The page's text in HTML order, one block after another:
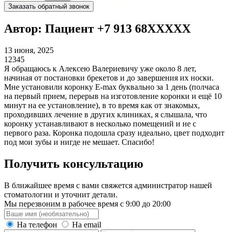
Заказать обратный звонок
Автор: Пациент +7 913 68XXXXX
13 июня, 2025
1 2345
Я обращаюсь к Алексею Валериевичу уже около 8 лет,
начиная от постановки брекетов и до завершения их носки.
Мне установили коронку Е-max буквально за 1 день (полчаса
на первый прием, перерыв на изготовление коронки​ и ещё 10
минут на ее установление), в то время как от знакомых,
проходивших лечение в других клиниках, я слышала, что
коронку устанавливают в несколько помещений и не с
первого раза. Коронка подошла сразу идеально, цвет подходит
под мои зубы и нигде не мешает. Спасибо!
Получить консультацию
В ближайшее время с вами свяжется администратор нашей
стоматологии и уточнит детали.
Мы перезвоним в рабочее время с 9:00 до 20:00
На телефон На email